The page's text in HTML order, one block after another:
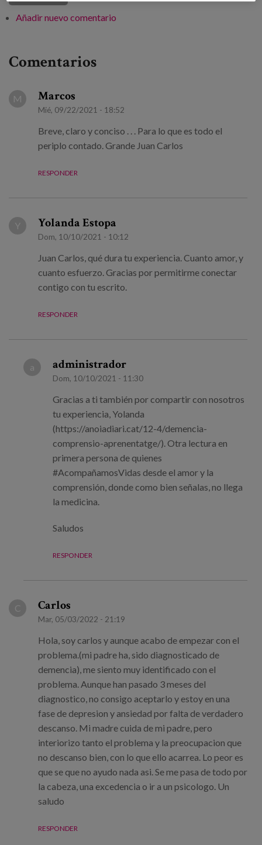
Añadir nuevo comentario
Comentarios
M Marcos
Mié, 09/22/2021 - 18:52
Breve, claro y conciso . . . Para lo que es todo el
periplo contado. Grande Juan Carlos
RESPONDER
Y Yolanda Estopa
Dom, 10/10/2021 - 10:12
Juan Carlos, qué dura tu experiencia. Cuanto amor, y
cuanto esfuerzo. Gracias por permitirme conectar
contigo con tu escrito.
RESPONDER
a administrador
Dom, 10/10/2021 - 11:30
Gracias a ti también por compartir con nosotros
tu experiencia, Yolanda
(https://anoiadiari.cat/12-4/demencia-
comprensio-aprenentatge/). Otra lectura en
primera persona de quienes
#AcompañamosVidas desde el amor y la
comprensión, donde como bien señalas, no llega
la medicina.
Saludos
RESPONDER
C Carlos
Mar, 05/03/2022 - 21:19
Hola, soy carlos y aunque acabo de empezar con el
problema.(mi padre ha, sido diagnosticado de
demencia), me siento muy identificado con el
problema. Aunque han pasado 3 meses del
diagnostico, no consigo aceptarlo y estoy en una
fase de depresion y ansiedad por falta de verdadero
descanso. Mi madre cuida de mi padre, pero
interiorizo tanto el problema y la preocupacion que
no descanso bien, con lo que ello acarrea. Lo peor es
que se que no ayudo nada asi. Se me pasa de todo por
la cabeza, una excedencia o ir a un psicologo. Un
saludo
RESPONDER